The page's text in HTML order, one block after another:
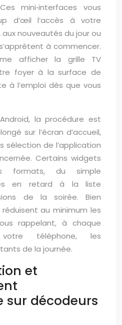
mini‑interfaces vous
d’œil l’accès à votre
aux nouveautés du jour ou
à commencer.
afficher la grille TV
foyer à la surface de
à l’emploi dès que vous
la procédure est
sur l’écran d’accueil,
sélection de l’application
Certains widgets
formats, du simple
en retard à la liste
de la soirée. Bien
au minimum les
rappelant, à chaque
téléphone, les
de la journée.
et
décodeurs